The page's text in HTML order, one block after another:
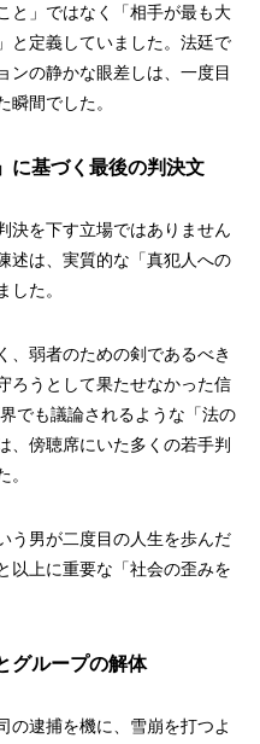
と」ではなく「相手が最も大
と定義していました。法廷で
ンの静かな眼差しは、一度目
間でした。
に基づく最後の判決文
決を下す立場ではありません
述は、実質的な「真犯人への
した。
、弱者のための剣であるべき
ろうとして果たせなかった信
でも議論されるような「法の
、傍聴席にいた多くの若手判
う男が二度目の人生を歩んだ
以上に重要な「社会の歪みを
グループの解体
の逮捕を機に、雪崩を打つよ